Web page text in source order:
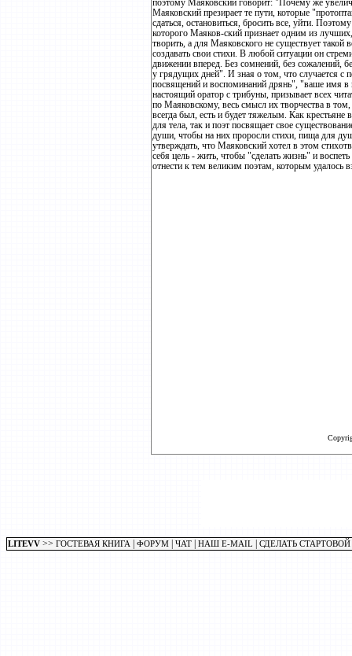
поэтому Маяковский говорит: "Почему же
Маяковский презирает те пути, которые
сдаться, остановиться, бросить все, уйти.
которого Маяков-ский признает одним из лучших,
творить, а для Маяковского не существует
создавать свои стихи. В любой ситуации он
движении вперед. Без сомнений, без сожалений,
у грядущих дней". И зная о том, что случается с
посвящений и воспоминаний дрянь", "ваше имя в
настоящий оратор с трибуны, призывает всех
по Маяковскому, весь смысл их творчества в
всегда был, есть и будет тяжелым. Как
для тела, так и поэт посвящает свое
души, чтобы на них проросли стихи, пища для
утверждать, что Маяковский хотел в этом
себя цель - жить, чтобы "сделать жизнь" и
отнести к тем великим поэтам, которым удалось
LITEVV >> ГОСТЕВАЯ КНИГА ФОРУМ ЧАТ НАШ E-MAIL СДЕЛАТЬ СТАРТОВОЙ